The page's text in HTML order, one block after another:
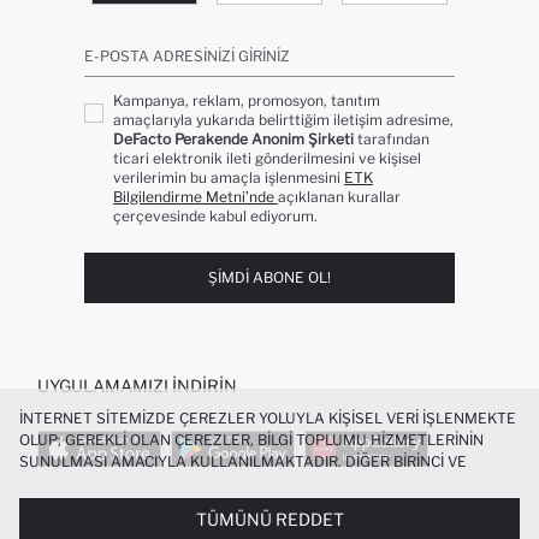
E-POSTA ADRESINIZI GIRINIZ
Kampanya, reklam, promosyon, tanıtım
amaçlarıyla yukarıda belirttiğim iletişim adresime,
DeFacto Perakende Anonim Şirketi tarafından
ticari elektronik ileti gönderilmesini ve kişisel
verilerimin bu amaçla işlenmesini ETK
Bilgilendirme Metni’nde açıklanan kurallar
çerçevesinde kabul ediyorum.
ŞIMDI ABONE OL!
UYGULAMAMIZI İNDIRIN
POPÜLER KATEGORILER
İNTERNET SITEMIZDE ÇEREZLER YOLUYLA KIŞISEL VERI IŞLENMEKTE
OLUP; GEREKLI OLAN ÇEREZLER, BILGI TOPLUMU HIZMETLERININ
SUNULMASI AMACIYLA KULLANILMAKTADIR. DIĞER BIRINCI VE
DENEYIMI SUNULABILMESI, SITEMIZIN DAHA IŞLEVSEL KILINMASI VE
KIŞISELLEŞTIRMESI VE AÇIK RIZA VERMENIZ HALINDE, SIZLERE
TÜMÜNÜ REDDET